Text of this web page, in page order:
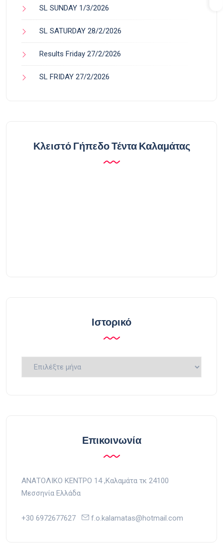
SL SUNDAY 1/3/2026
SL SATURDAY 28/2/2026
Results Friday 27/2/2026
SL FRIDAY 27/2/2026
Κλειστό Γήπεδο Τέντα Καλαμάτας
Ιστορικό
Ιστορικό
Επικοινωνία
ΑΝΑΤΟΛΙΚΟ ΚΕΝΤΡΟ 14 ,Kαλαμάτα τκ 24100
Μεσσηνία Ελλάδα
+30 6972677627 f.o.kalamatas@hotmail.com